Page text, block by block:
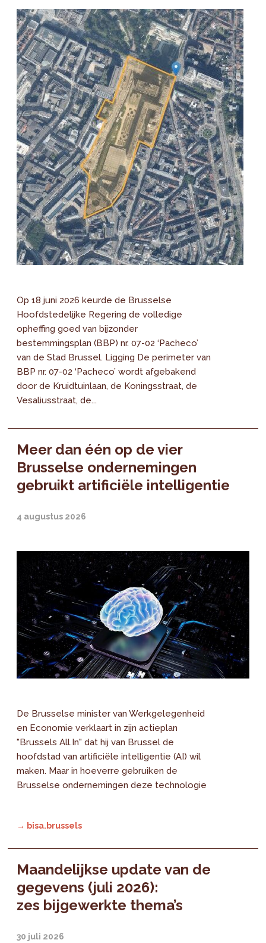
Op 18 juni 2026 keurde de Brusselse
Hoofdstedelijke Regering de volledige
opheffing goed van bijzonder
bestemmingsplan (BBP) nr. 07-02 ‘Pacheco’
van de Stad Brussel. Ligging De perimeter van
BBP nr. 07-02 ‘Pacheco’ wordt afgebakend
door de Kruidtuinlaan, de Koningsstraat, de
Vesaliusstraat, de...
Meer dan één op de vier
Brusselse ondernemingen
gebruikt artificiële intelligentie
4 augustus 2026
De Brusselse minister van Werkgelegenheid
en Economie verklaart in zijn actieplan
"Brussels All.In" dat hij van Brussel de
hoofdstad van artificiële intelligentie (AI) wil
maken. Maar in hoeverre gebruiken de
Brusselse ondernemingen deze technologie
→ bisa.brussels
Maandelijkse update van de
gegevens (juli 2026):
zes bijgewerkte thema’s
30 juli 2026